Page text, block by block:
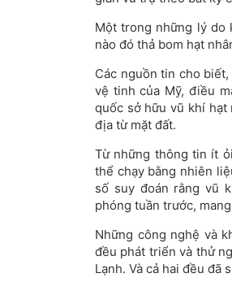
Một trong những lý do
nào đó thả bom hạt
Các nguồn tin cho
vệ tinh của Mỹ, điều
quốc sở hữu vũ khí hạt
địa từ mặt đất.
Từ những thông tin ít
thể chạy bằng nhiên
số suy đoán rằng vũ
phóng tuần trước,
Những công nghệ và
đều phát triển và thử
Lạnh. Và cả hai đều đã